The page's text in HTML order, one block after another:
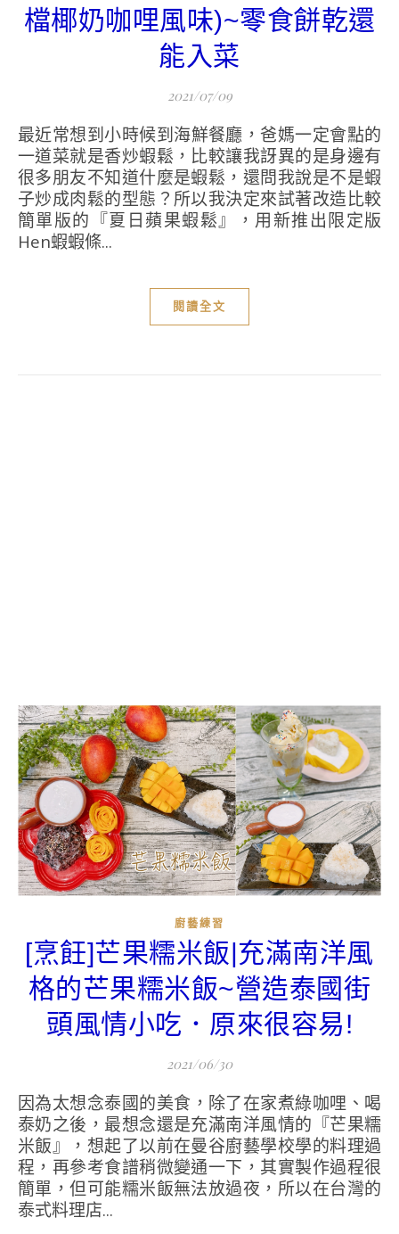
檔椰奶咖哩風味)~零食餅乾還
能入菜
2021/07/09
最近常想到小時候到海鮮餐廳，爸媽一定會點的
一道菜就是香炒蝦鬆，比較讓我訝異的是身邊有
很多朋友不知道什麼是蝦鬆，還問我說是不是蝦
子炒成肉鬆的型態？所以我決定來試著改造比較
簡單版的『夏日蘋果蝦鬆』，用新推出限定版
Hen蝦蝦條...
閱讀全文
廚藝練習
[烹飪]芒果糯米飯|充滿南洋風
格的芒果糯米飯~營造泰國街
頭風情小吃．原來很容易!
2021/06/30
因為太想念泰國的美食，除了在家煮綠咖哩、喝
泰奶之後，最想念還是充滿南洋風情的『芒果糯
米飯』，想起了以前在曼谷廚藝學校學的料理過
程，再參考食譜稍微變通一下，其實製作過程很
簡單，但可能糯米飯無法放過夜，所以在台灣的
泰式料理店...